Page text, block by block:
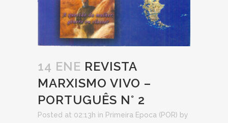
14 ENE REVISTA
MARXISMO VIVO –
PORTUGUÊS N° 2
Posted at 02:13h in Primeira Epoca (POR) by